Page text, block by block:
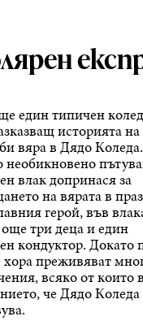
един типичен
историята на
вяра в Дядо
необикновено
влак допринася за
на вярата в
герой, във
три деца и един
кондуктор. Докато
преживяват
всяко от които
че Дядо Коледа